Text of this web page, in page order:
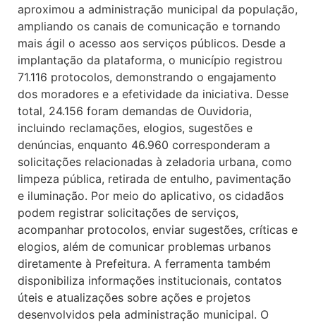
aproximou a administração municipal da população,
ampliando os canais de comunicação e tornando
mais ágil o acesso aos serviços públicos. Desde a
implantação da plataforma, o município registrou
71.116 protocolos, demonstrando o engajamento
dos moradores e a efetividade da iniciativa. Desse
total, 24.156 foram demandas de Ouvidoria,
incluindo reclamações, elogios, sugestões e
denúncias, enquanto 46.960 corresponderam a
solicitações relacionadas à zeladoria urbana, como
limpeza pública, retirada de entulho, pavimentação
e iluminação. Por meio do aplicativo, os cidadãos
podem registrar solicitações de serviços,
acompanhar protocolos, enviar sugestões, críticas e
elogios, além de comunicar problemas urbanos
diretamente à Prefeitura. A ferramenta também
disponibiliza informações institucionais, contatos
úteis e atualizações sobre ações e projetos
desenvolvidos pela administração municipal. O